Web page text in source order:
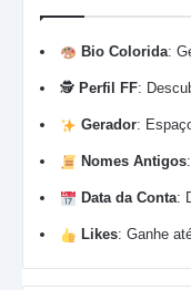
Bio Colorida:
🕵️ Perfil FF:
Gerador:
Nomes Antigos:
Data da Conta:
Likes: Ganhe